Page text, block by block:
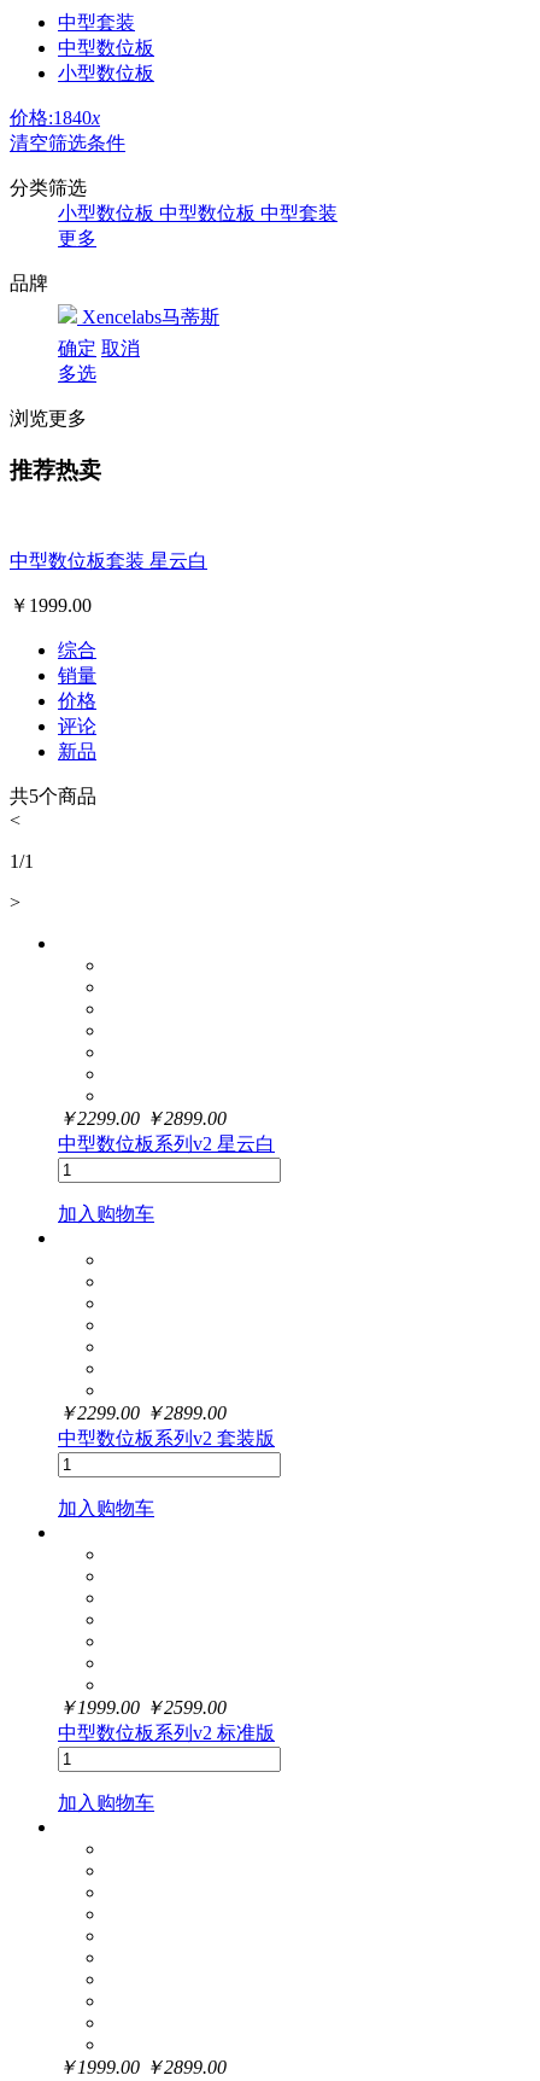
中型套装
中型数位板
小型数位板
价格:1840x
清空筛选条件
分类筛选
小型数位板 中型数位板 中型套装
更多
品牌
Xencelabs马蒂斯
确定 取消
多选
浏览更多
推荐热卖
中型数位板套装 星云白
￥ 1999.00
综合
销量
价格
评论
新品
共5个商品
<
1/1
>
￥2299.00 ￥2899.00
中型数位板系列v2 星云白
加入购物车
￥2299.00 ￥2899.00
中型数位板系列v2 套装版
加入购物车
￥1999.00 ￥2599.00
中型数位板系列v2 标准版
加入购物车
￥1999.00 ￥2899.00